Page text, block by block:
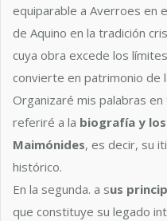
equiparable a Averroes en
de Aquino en la tradición
cuya obra excede los
convierte en patrimonio de
Organizaré mis palabras
referiré a la biografía y
Maimónides, es decir, su
histórico.
En la segunda. a sus
que constituye su legado